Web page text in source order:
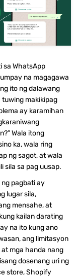
sa WhatsApp
na magagawa
ito ng dalawang
makikipag
ay karamihan
Wala itong
ka, wala ring
ng sagot, at wala
sila sa pag uusap.
pagbati ay
lugar sila,
mensahe, at
kailan darating
na ito kung ano
ang limitasyon
mga handa nang
dosenang uri ng
store, Shopify